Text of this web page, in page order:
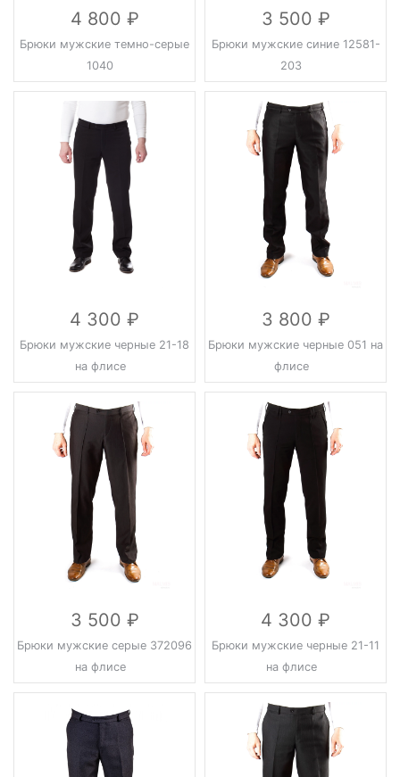
4 800
Брюки мужские темно-серые
1040
3 500
Брюки мужские синие 12581-
203
4 300
Брюки мужские черные 21-18
на флисе
3 800
Брюки мужские черные 051 на
флисе
3 500
Брюки мужские серые 372096
на флисе
4 300
Брюки мужские черные 21-11
на флисе